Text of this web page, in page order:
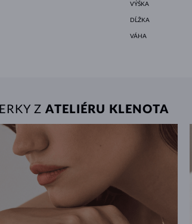
VÝŠKA
DĹŽKA
VÁHA
Z ATELIÉRU KLENOTA